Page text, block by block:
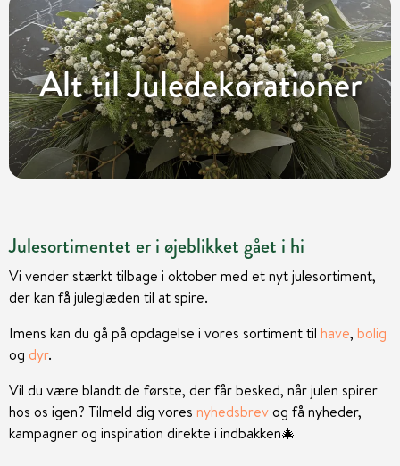
Alt til Juledekorationer
Julesortimentet er i øjeblikket gået i hi
Vi vender stærkt tilbage i oktober med et nyt julesortiment,
der kan få juleglæden til at spire.
Imens kan du gå på opdagelse i vores sortiment til have, bolig
og dyr.
Vil du være blandt de første, der får besked, når julen spirer
hos os igen? Tilmeld dig vores nyhedsbrevog få nyheder,
kampagner og inspiration direkte i indbakken🎄